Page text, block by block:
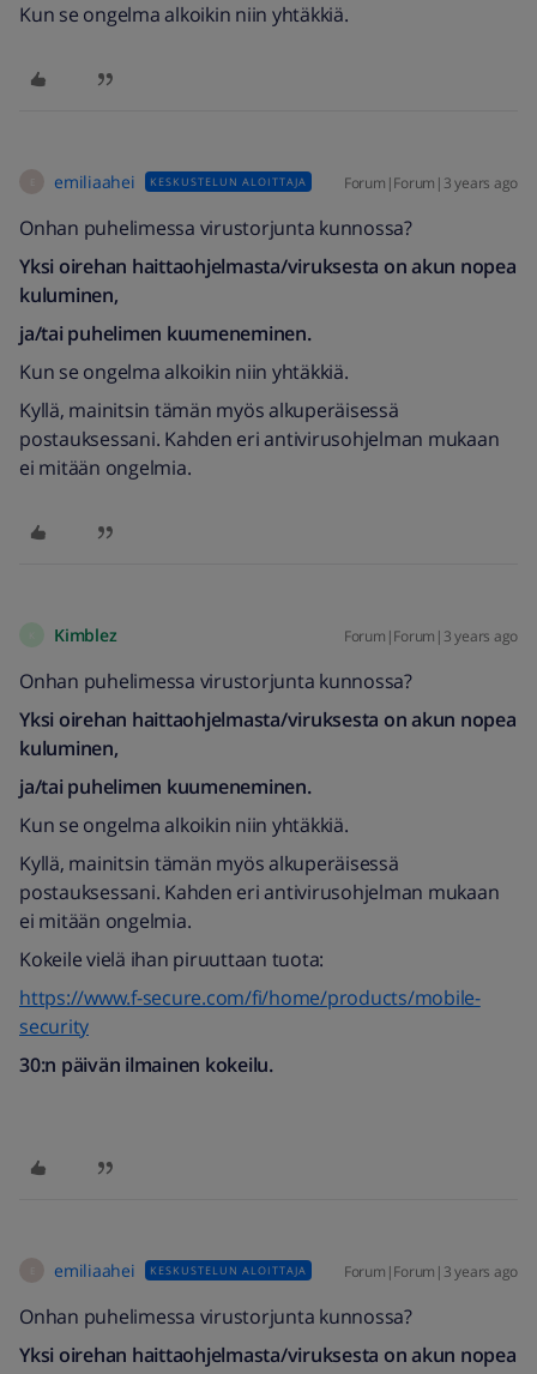
Kun se ongelma alkoikin niin yhtäkkiä.
emiliaahei KESKUSTELUN ALOITTAJA Forum|Forum|3 years ago
Onhan puhelimessa virustorjunta kunnossa?
Yksi oirehan haittaohjelmasta/viruksesta on akun nopea
kuluminen,
ja/tai puhelimen kuumeneminen.
Kun se ongelma alkoikin niin yhtäkkiä.
Kyllä, mainitsin tämän myös alkuperäisessä
postauksessani. Kahden eri antivirusohjelman mukaan
ei mitään ongelmia.
Kimblez Forum|Forum|3 years ago
Onhan puhelimessa virustorjunta kunnossa?
Yksi oirehan haittaohjelmasta/viruksesta on akun nopea
kuluminen,
ja/tai puhelimen kuumeneminen.
Kun se ongelma alkoikin niin yhtäkkiä.
Kyllä, mainitsin tämän myös alkuperäisessä
postauksessani. Kahden eri antivirusohjelman mukaan
ei mitään ongelmia.
Kokeile vielä ihan piruuttaan tuota:
https://www.f-secure.com/fi/home/products/mobile-
security
30:n päivän ilmainen kokeilu.
emiliaahei KESKUSTELUN ALOITTAJA Forum|Forum|3 years ago
Onhan puhelimessa virustorjunta kunnossa?
Yksi oirehan haittaohjelmasta/viruksesta on akun nopea